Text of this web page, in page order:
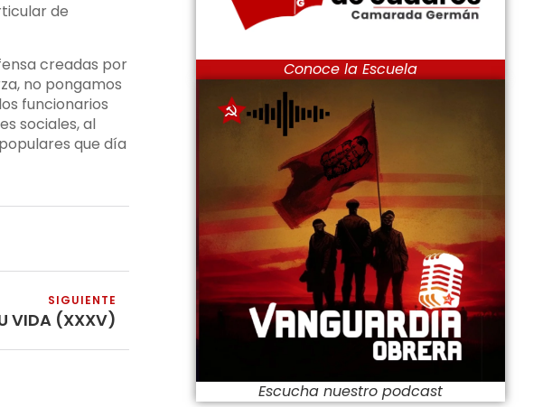
de
creadas por
no pongamos
funcionarios
sociales, al
que día
SIGUIENTE
VIDA (XXXV)
Conoce la Escuela
Escucha nuestro podcast